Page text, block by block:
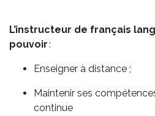
L’instructeur de français
pouvoir:
Enseigner à distance ;
Maintenir ses
continue